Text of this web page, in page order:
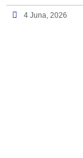
4 Juna, 2026